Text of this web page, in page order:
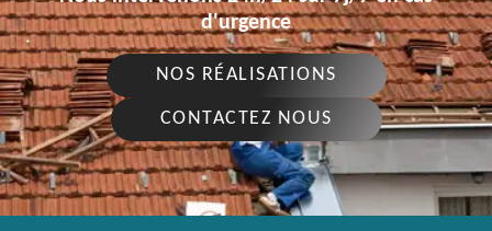
d'urgence
NOS RÉALISATIONS
CONTACTEZ NOUS